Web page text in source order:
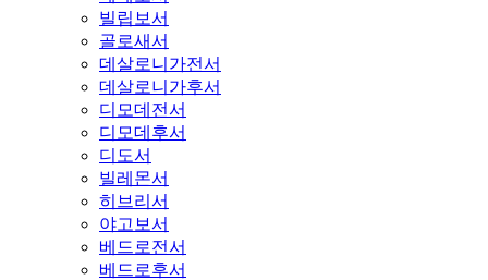
빌립보서
골로새서
데살로니가전서
데살로니가후서
디모데전서
디모데후서
디도서
빌레몬서
히브리서
야고보서
베드로전서
베드로후서